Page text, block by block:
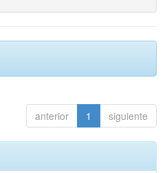
anterior 1 siguiente